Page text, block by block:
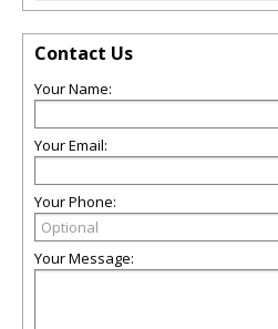
Contact Us
Your Name:
Your Email:
Your Phone:
Your Message: